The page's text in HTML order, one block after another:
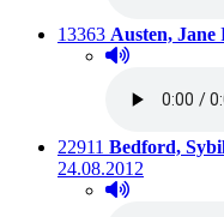
Titelnummer:
13363 von
Austen, Jane:
Hörprobe
Hörprobe
Titelnummer:
22911 von
Bedford,
24.08.2012
Hörprobe
Hörprobe